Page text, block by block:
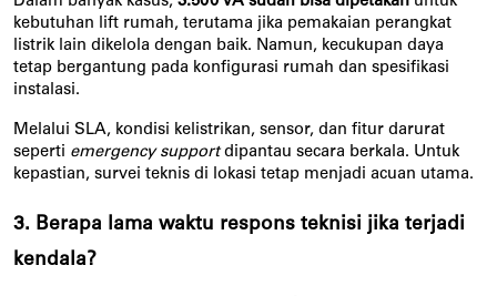
kebutuhan lift rumah, terutama jika pemakaian perangkat
listrik lain dikelola dengan baik. Namun, kecukupan daya
tetap bergantung pada konfigurasi rumah dan spesifikasi
instalasi.
Melalui SLA, kondisi kelistrikan, sensor, dan fitur darurat
seperti emergency support dipantau secara berkala. Untuk
kepastian, survei teknis di lokasi tetap menjadi acuan utama.
3. Berapa lama waktu respons teknisi jika terjadi
kendala?